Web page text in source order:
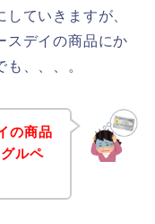
ていきますが、
スデイの商品にか
、、、。
の商品
ルペ